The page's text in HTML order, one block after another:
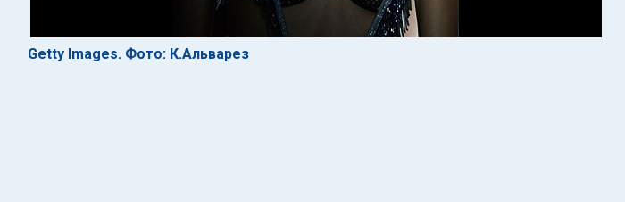
Getty Images. Фото: К.Альварез